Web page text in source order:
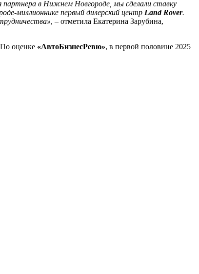
партнера в Нижнем Новгороде, мы сделали ставку
миллионнике первый дилерский центр Land Rover.
, – отметила Екатерина Зарубина,
оценке «АвтоБизнесРевю», в первой половине 2025